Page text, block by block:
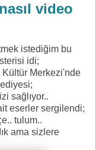
video
istediğim bu
idi;
Kültür Merkezi'nde
sağlıyor..
eserler sergilendi;
tulum..
ama sizlere